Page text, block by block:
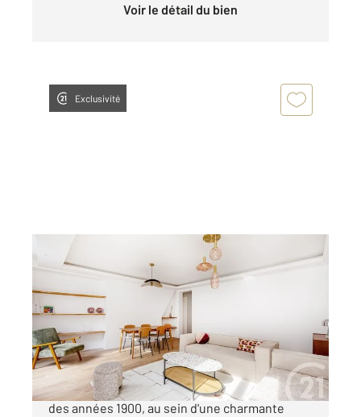
Voir le détail du bien
Exclusivité
PARIS 75003
109,71 m2, 4 pièces
Appartement à vendre
1 299 000 €
Paris 3ème Arts-et-Métiers Dans un immeuble
des années 1900, au sein d'une charmante